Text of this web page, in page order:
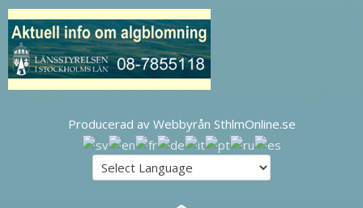
Producerad av Webbyrån SthlmOnline.se